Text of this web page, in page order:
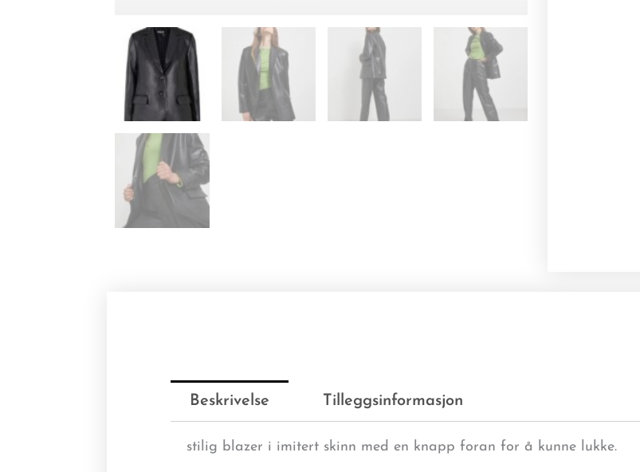
Beskrivelse Tilleggsinformasjon
stilig blazer i imitert skinn med en knapp foran for å kunne lukke.